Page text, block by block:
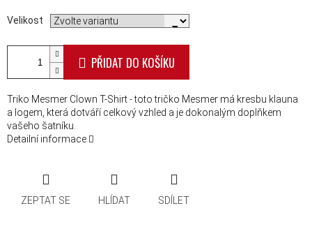
Velikost
PŘIDAT DO KOŠÍKU
Triko Mesmer Clown T-Shirt - toto tričko Mesmer má kresbu klauna
a logem, která dotváří celkový vzhled a je dokonalým doplňkem
vašeho šatníku.
Detailní informace
ZEPTAT SE HLÍDAT SDÍLET